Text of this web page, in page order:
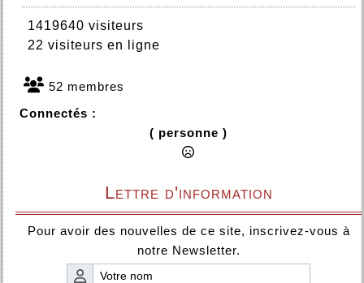
1419640 visiteurs
22 visiteurs en ligne
52 membres
Connectés :
( personne )
Lettre d'information
Pour avoir des nouvelles de ce site, inscrivez-vous à
notre Newsletter.